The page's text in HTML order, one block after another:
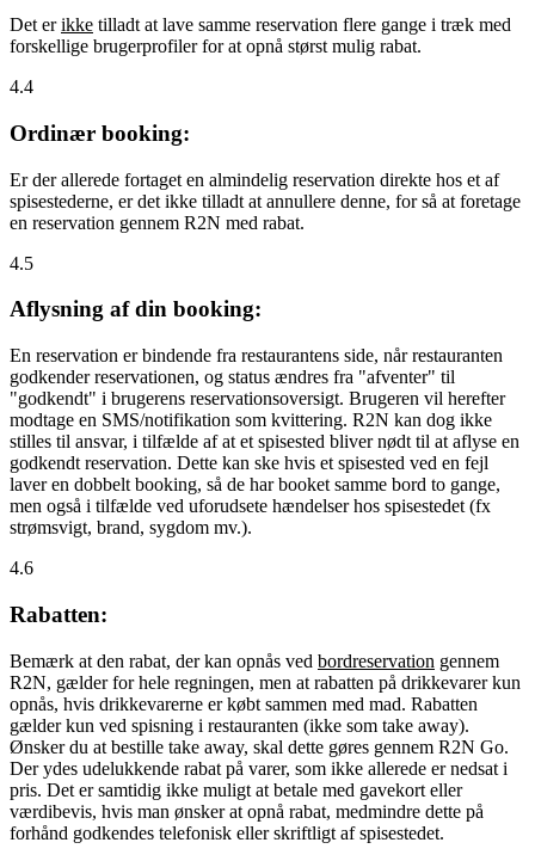
Det erikke tilladt at lave samme reservation flere gange i træk med
forskellige brugerprofiler for at opnå størst mulig rabat.
4.4
Ordinær booking:
Er der allerede fortaget en almindelig reservation direkte hos et af
spisestederne, er det ikke tilladt at annullere denne, for så at foretage
en reservation gennem R2N med rabat.
4.5
Aflysning af din booking:
En reservation er bindende fra restaurantens side, når restauranten
godkender reservationen, og status ændres fra "afventer" til
"godkendt" i brugerens reservationsoversigt. Brugeren vil herefter
modtage en SMS/notifikation som kvittering. R2N kan dog ikke
stilles til ansvar, i tilfælde af at et spisested bliver nødt til at aflyse en
godkendt reservation. Dette kan ske hvis et spisested ved en fejl
laver en dobbelt booking, så de har booket samme bord to gange,
men også i tilfælde ved uforudsete hændelser hos spisestedet (fx
strømsvigt, brand, sygdom mv.).
4.6
Rabatten:
Bemærk at den rabat, der kan opnås ved bordreservation gennem
R2N, gælder for hele regningen, men at rabatten på drikkevarer kun
opnås, hvis drikkevarerne er købt sammen med mad. Rabatten
gælder kun ved spisning i restauranten (ikke som take away).
Ønsker du at bestille take away, skal dette gøres gennem R2N Go.
Der ydes udelukkende rabat på varer, som ikke allerede er nedsat i
pris. Det er samtidig ikke muligt at betale med gavekort eller
værdibevis, hvis man ønsker at opnå rabat, medmindre dette på
forhånd godkendes telefonisk eller skriftligt af spisestedet.